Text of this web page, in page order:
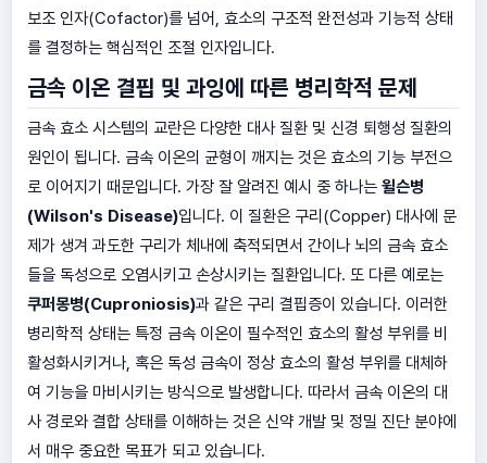
보조 인자(Cofactor)를 넘어, 효소의 구조적 완전성과 기능적 상태
를 결정하는 핵심적인 조절 인자입니다.
금속 이온 결핍 및 과잉에 따른 병리학적 문제
금속 효소 시스템의 교란은 다양한 대사 질환 및 신경 퇴행성 질환의
원인이 됩니다. 금속 이온의 균형이 깨지는 것은 효소의 기능 부전으
로 이어지기 때문입니다. 가장 잘 알려진 예시 중 하나는 윌슨병
(Wilson's Disease)입니다. 이 질환은 구리(Copper) 대사에 문
제가 생겨 과도한 구리가 체내에 축적되면서 간이나 뇌의 금속 효소
들을 독성으로 오염시키고 손상시키는 질환입니다. 또 다른 예로는
쿠퍼몽병(Cuproniosis)과 같은 구리 결핍증이 있습니다. 이러한
병리학적 상태는 특정 금속 이온이 필수적인 효소의 활성 부위를 비
활성화시키거나, 혹은 독성 금속이 정상 효소의 활성 부위를 대체하
여 기능을 마비시키는 방식으로 발생합니다. 따라서 금속 이온의 대
사 경로와 결합 상태를 이해하는 것은 신약 개발 및 정밀 진단 분야에
서 매우 중요한 목표가 되고 있습니다.